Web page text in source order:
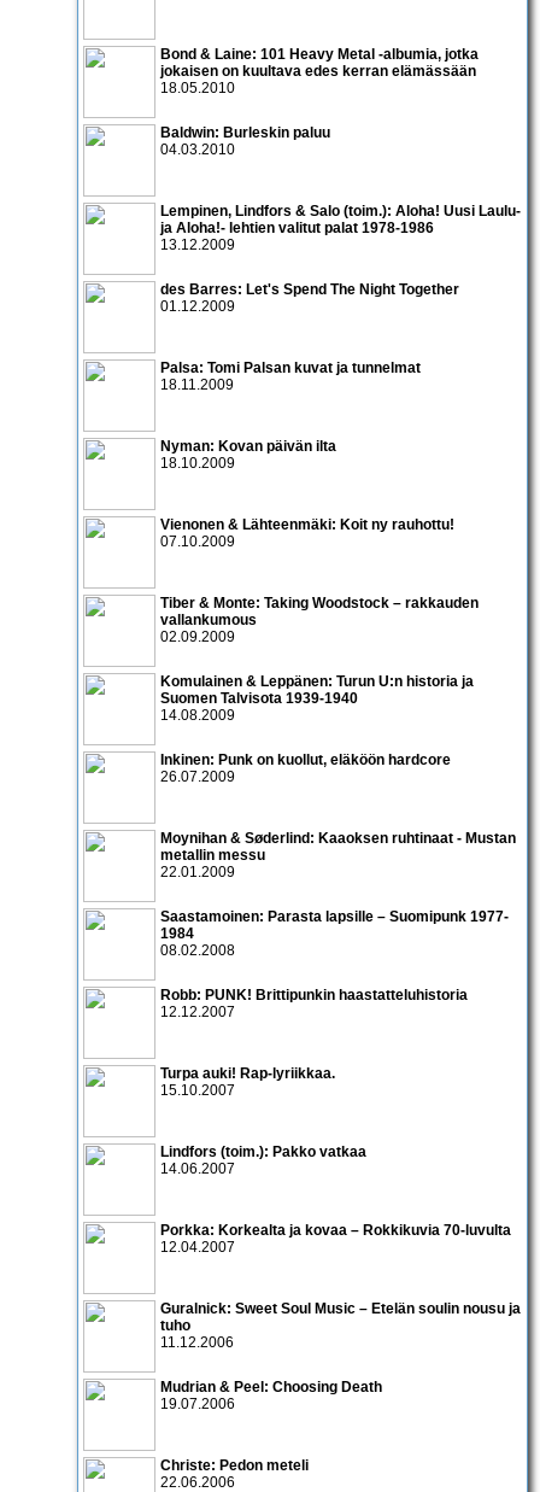
Bond & Laine: 101 Heavy Metal -albumia, jotka
jokaisen on kuultava edes kerran elämässään
18.05.2010
Baldwin: Burleskin paluu
04.03.2010
Lempinen, Lindfors & Salo (toim.): Aloha! Uusi Laulu-
ja Aloha!- lehtien valitut palat 1978-1986
13.12.2009
des Barres: Let's Spend The Night Together
01.12.2009
Palsa: Tomi Palsan kuvat ja tunnelmat
18.11.2009
Nyman: Kovan päivän ilta
18.10.2009
Vienonen & Lähteenmäki: Koit ny rauhottu!
07.10.2009
Tiber & Monte: Taking Woodstock – rakkauden
vallankumous
02.09.2009
Komulainen & Leppänen: Turun U:n historia ja
Suomen Talvisota 1939-1940
14.08.2009
Inkinen: Punk on kuollut, eläköön hardcore
26.07.2009
Moynihan & Søderlind: Kaaoksen ruhtinaat - Mustan
metallin messu
22.01.2009
Saastamoinen: Parasta lapsille – Suomipunk 1977-
1984
08.02.2008
Robb: PUNK! Brittipunkin haastatteluhistoria
12.12.2007
Turpa auki! Rap-lyriikkaa.
15.10.2007
Lindfors (toim.): Pakko vatkaa
14.06.2007
Porkka: Korkealta ja kovaa – Rokkikuvia 70-luvulta
12.04.2007
Guralnick: Sweet Soul Music – Etelän soulin nousu ja
tuho
11.12.2006
Mudrian & Peel: Choosing Death
19.07.2006
Christe: Pedon meteli
22.06.2006